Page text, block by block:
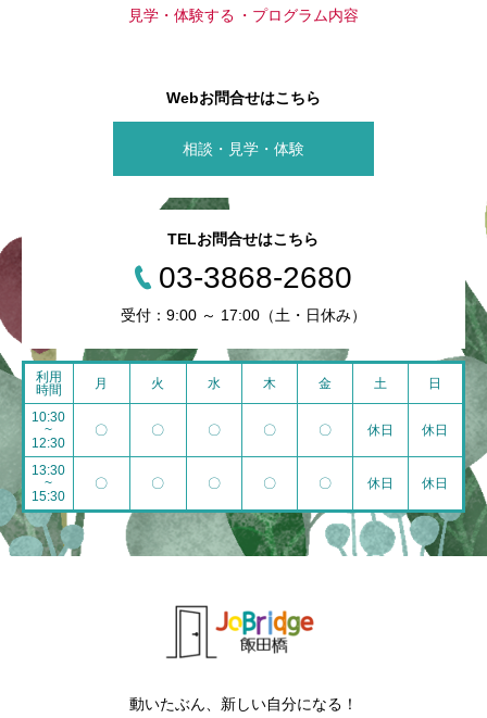
見学・体験する プログラム内容
Webお問合せはこちら
相談・見学・体験
TELお問合せはこちら
03-3868-2680
受付：9:00 ～ 17:00（土・日休み）
利用
時間
月 火 水 木 金 土 日
10:30
~
12:30
〇 〇 〇 〇 〇 休日 休日
13:30
~
15:30
〇 〇 〇 〇 〇 休日 休日
動いたぶん、新しい自分になる！